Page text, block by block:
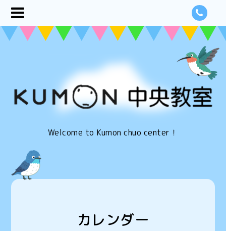
Welcome to Kumon chuo center！
カレンダー